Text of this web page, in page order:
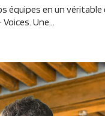
équipes en un véritable
Une...